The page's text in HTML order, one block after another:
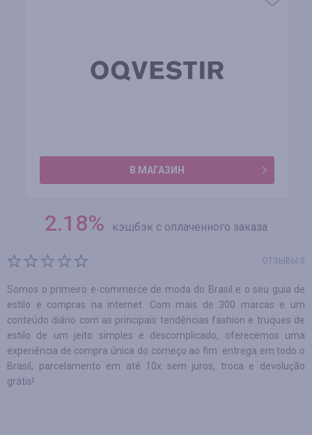
В МАГАЗИН
2.18% кэшбэк с оплаченного заказа
ОТЗЫВЫ 0
Somos o primeiro e-commerce de moda do Brasil e o seu guia de
estilo e compras na internet. Com mais de 300 marcas e um
conteúdo diário com as principais tendências fashion e truques de
estilo de um jeito simples e descomplicado, oferecemos uma
experiência de compra única do começo ao fim: entrega em todo o
Brasil, parcelamento em até 10x sem juros, troca e devolução
grátis!